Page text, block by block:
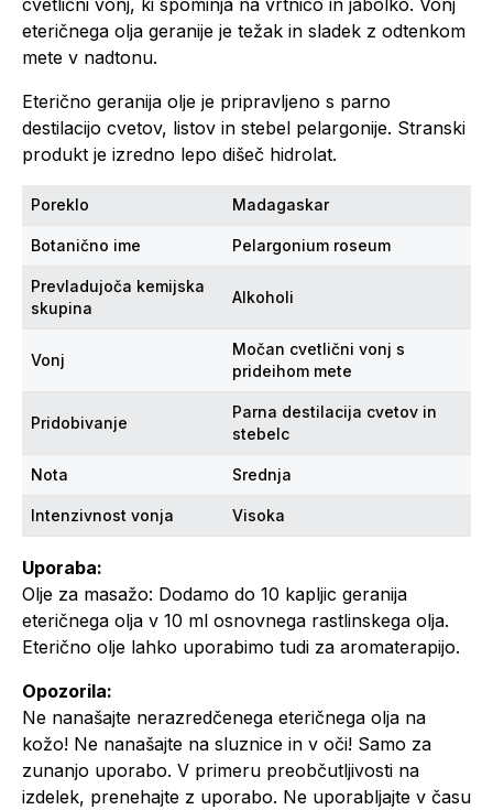
cvetlični vonj, ki spominja na vrtnico in jabolko. Vonj
eteričnega olja geranije je težak in sladek z odtenkom
mete v nadtonu.
Eterično geranija olje je pripravljeno s parno
destilacijo cvetov, listov in stebel pelargonije. Stranski
produkt je izredno lepo dišeč hidrolat.
Poreklo Madagaskar
Botanično ime Pelargonium roseum
Prevladujoča kemijska
skupina
Alkoholi
Vonj
Močan cvetlični vonj s
prideihom mete
Pridobivanje
Parna destilacija cvetov in
stebelc
Nota Srednja
Intenzivnost vonja Visoka
Uporaba:
Olje za masažo: Dodamo do 10 kapljic geranija
eteričnega olja v 10 ml osnovnega rastlinskega olja.
Eterično olje lahko uporabimo tudi za aromaterapijo.
Opozorila:
Ne nanašajte nerazredčenega eteričnega olja na
kožo! Ne nanašajte na sluznice in v oči! Samo za
zunanjo uporabo. V primeru preobčutljivosti na
izdelek, prenehajte z uporabo. Ne uporabljajte v času